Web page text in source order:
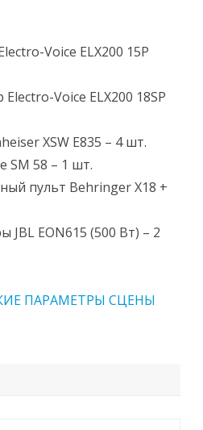
Voice ELX200 15P
Voice ELX200 18SP
XSW E835 – 4 шт.
SM 58 – 1 шт.
пульт Behringer X18 +
EON615 (500 Вт) – 2
ПАРАМЕТРЫ СЦЕНЫ